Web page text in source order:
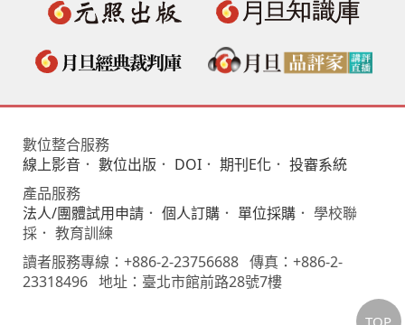
數位整合服務
線上影音 ． 數位出版 ． DOI ． 期刊E化 ． 投審系統
產品服務
法人/團體試用申請 ． 個人訂購 ． 單位採購 ． 學校聯
採． 教育訓練
讀者服務專線：+886-2-23756688 傳真：+886-2-
23318496 地址：臺北市館前路28號7樓